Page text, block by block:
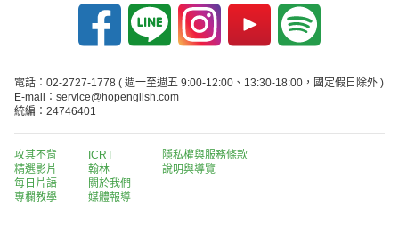
電話：02-2727-1778 ( 週一至週五 9:00-12:00、13:30-18:00，國定假日除外 )
E-mail：service@hopenglish.com
統編：24746401
攻其不背
精選影片
每日片語
專欄教學
ICRT
翰林
關於我們
媒體報導
隱私權與服務條款
說明與導覽